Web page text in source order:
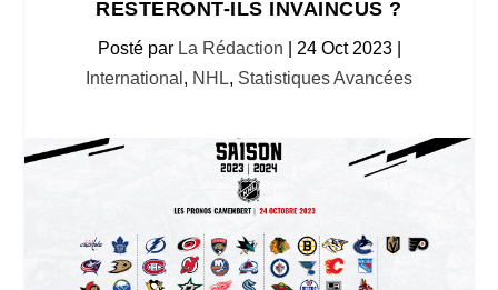
RESTERONT-ILS INVAINCUS ?
Posté par La Rédaction 24 Oct 2023|
International , NHL, Statistiques Avancées